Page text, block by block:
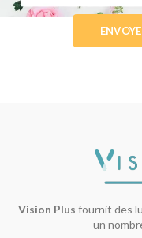
Vision Plus fournit des
un